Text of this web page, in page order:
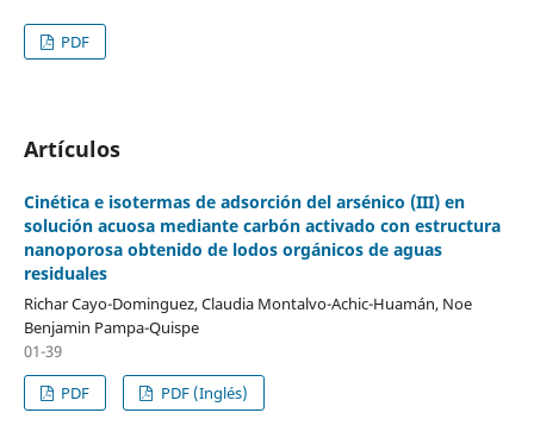
PDF
Artículos
Cinética e isotermas de adsorción del arsénico (III) en
solución acuosa mediante carbón activado con estructura
nanoporosa obtenido de lodos orgánicos de aguas
residuales
Richar Cayo-Dominguez, Claudia Montalvo-Achic-Huamán, Noe
Benjamin Pampa-Quispe
01-39
PDF
PDF (Inglés)